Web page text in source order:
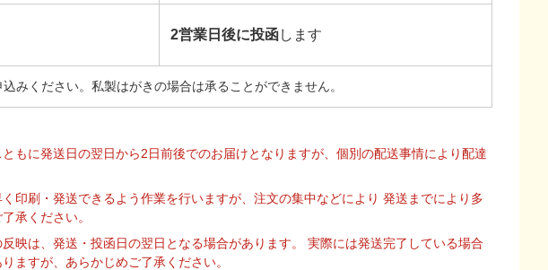
2営業日後に投函します
みください。私製はがきの場合は承ることができません。
もに発送日の翌日から2日前後でのお届けとなりますが、個別の配送事情により配達
印刷・発送できるよう作業を行いますが、注文の集中などにより 発送までにより多
承ください。
映は、発送・投函日の翌日となる場合があります。 実際には発送完了している場合
ますが、あらかじめご了承ください。